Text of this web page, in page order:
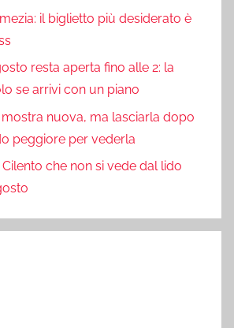
il biglietto più desiderato è
resta aperta fino alle 2: la
se arrivi con un piano
nuova, ma lasciarla dopo
peggiore per vederla
che non si vede dal lido